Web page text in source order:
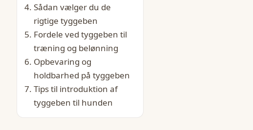
Sådan vælger du de
rigtige tyggeben
Fordele ved tyggeben til
træning og belønning
Opbevaring og
holdbarhed på tyggeben
Tips til introduktion af
tyggeben til hunden